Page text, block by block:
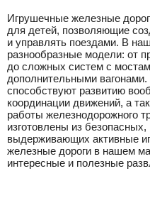
Игрушечные железные
для детей, позволяющие
и управлять поездами. В
разнообразные модели: от
до сложных систем с
дополнительными
способствуют развитию
координации движений, а
работы железнодорожного
изготовлены из
выдерживающих активные
железные дороги в нашем
интересные и полезные